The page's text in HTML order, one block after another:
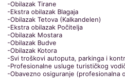
-Obilazak Tirane
-Ekstra obilazak Blagaja
-Obilazak Tetova (Kalkandelen)
-Ekstra obilazak Počitelja
-Obilazak Mostara
-Obilazak Budve
-Obilazak Kotora
-Svi troškovi autoputa, parkinga i
-Profesionalne usluge turističkog
-Obavezno osiguranje (profesionalna